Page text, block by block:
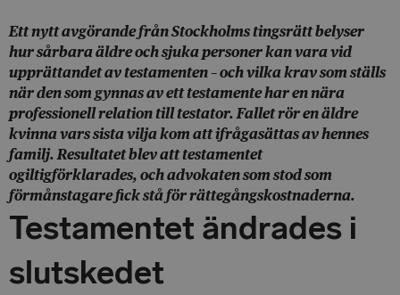
Ett nytt avgörande från Stockholms tingsrätt belyser
hur sårbara äldre och sjuka personer kan vara vid
upprättandet av testamenten – och vilka krav som ställs
när den som gynnas av ett testamente har en nära
professionell relation till testator. Fallet rör en äldre
kvinna vars sista vilja kom att ifrågasättas av hennes
familj. Resultatet blev att testamentet
ogiltigförklarades, och advokaten som stod som
förmånstagare fick stå för rättegångskostnaderna.
Testamentet ändrades i
slutskedet